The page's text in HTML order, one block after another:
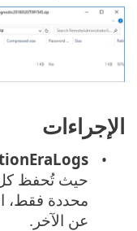
الإجراءات
حيث تُحفظ
محددة
عن الآخر.